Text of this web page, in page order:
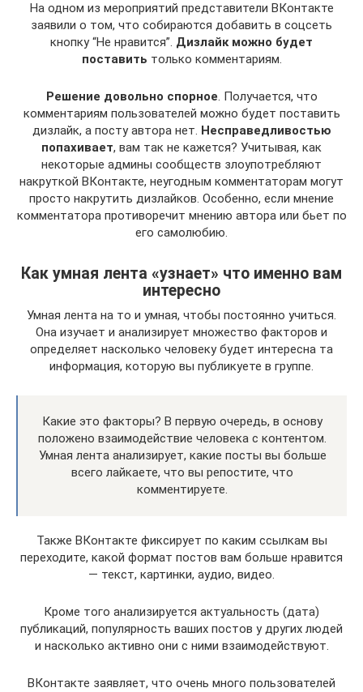
На одном из мероприятий представители ВКонтакте
заявили о том, что собираются добавить в соцсеть
кнопку “Не нравится”. Дизлайк можно будет
поставить только комментариям.
Решение довольно спорное. Получается, что
комментариям пользователей можно будет поставить
дизлайк, а посту автора нет. Несправедливостью
попахивает, вам так не кажется? Учитывая, как
некоторые админы сообществ злоупотребляют
накруткой ВКонтакте, неугодным комментаторам могут
просто накрутить дизлайков. Особенно, если мнение
комментатора противоречит мнению автора или бьет по
его самолюбию.
Как умная лента «узнает» что именно вам
интересно
Умная лента на то и умная, чтобы постоянно учиться.
Она изучает и анализирует множество факторов и
определяет насколько человеку будет интересна та
информация, которую вы публикуете в группе.
Какие это факторы? В первую очередь, в основу
положено взаимодействие человека с контентом.
Умная лента анализирует, какие посты вы больше
всего лайкаете, что вы репостите, что
комментируете.
Также ВКонтакте фиксирует по каким ссылкам вы
переходите, какой формат постов вам больше нравится
— текст, картинки, аудио, видео.
Кроме того анализируется актуальность (дата)
публикаций, популярность ваших постов у других людей
и насколько активно они с ними взаимодействуют.
ВКонтакте заявляет, что очень много пользователей